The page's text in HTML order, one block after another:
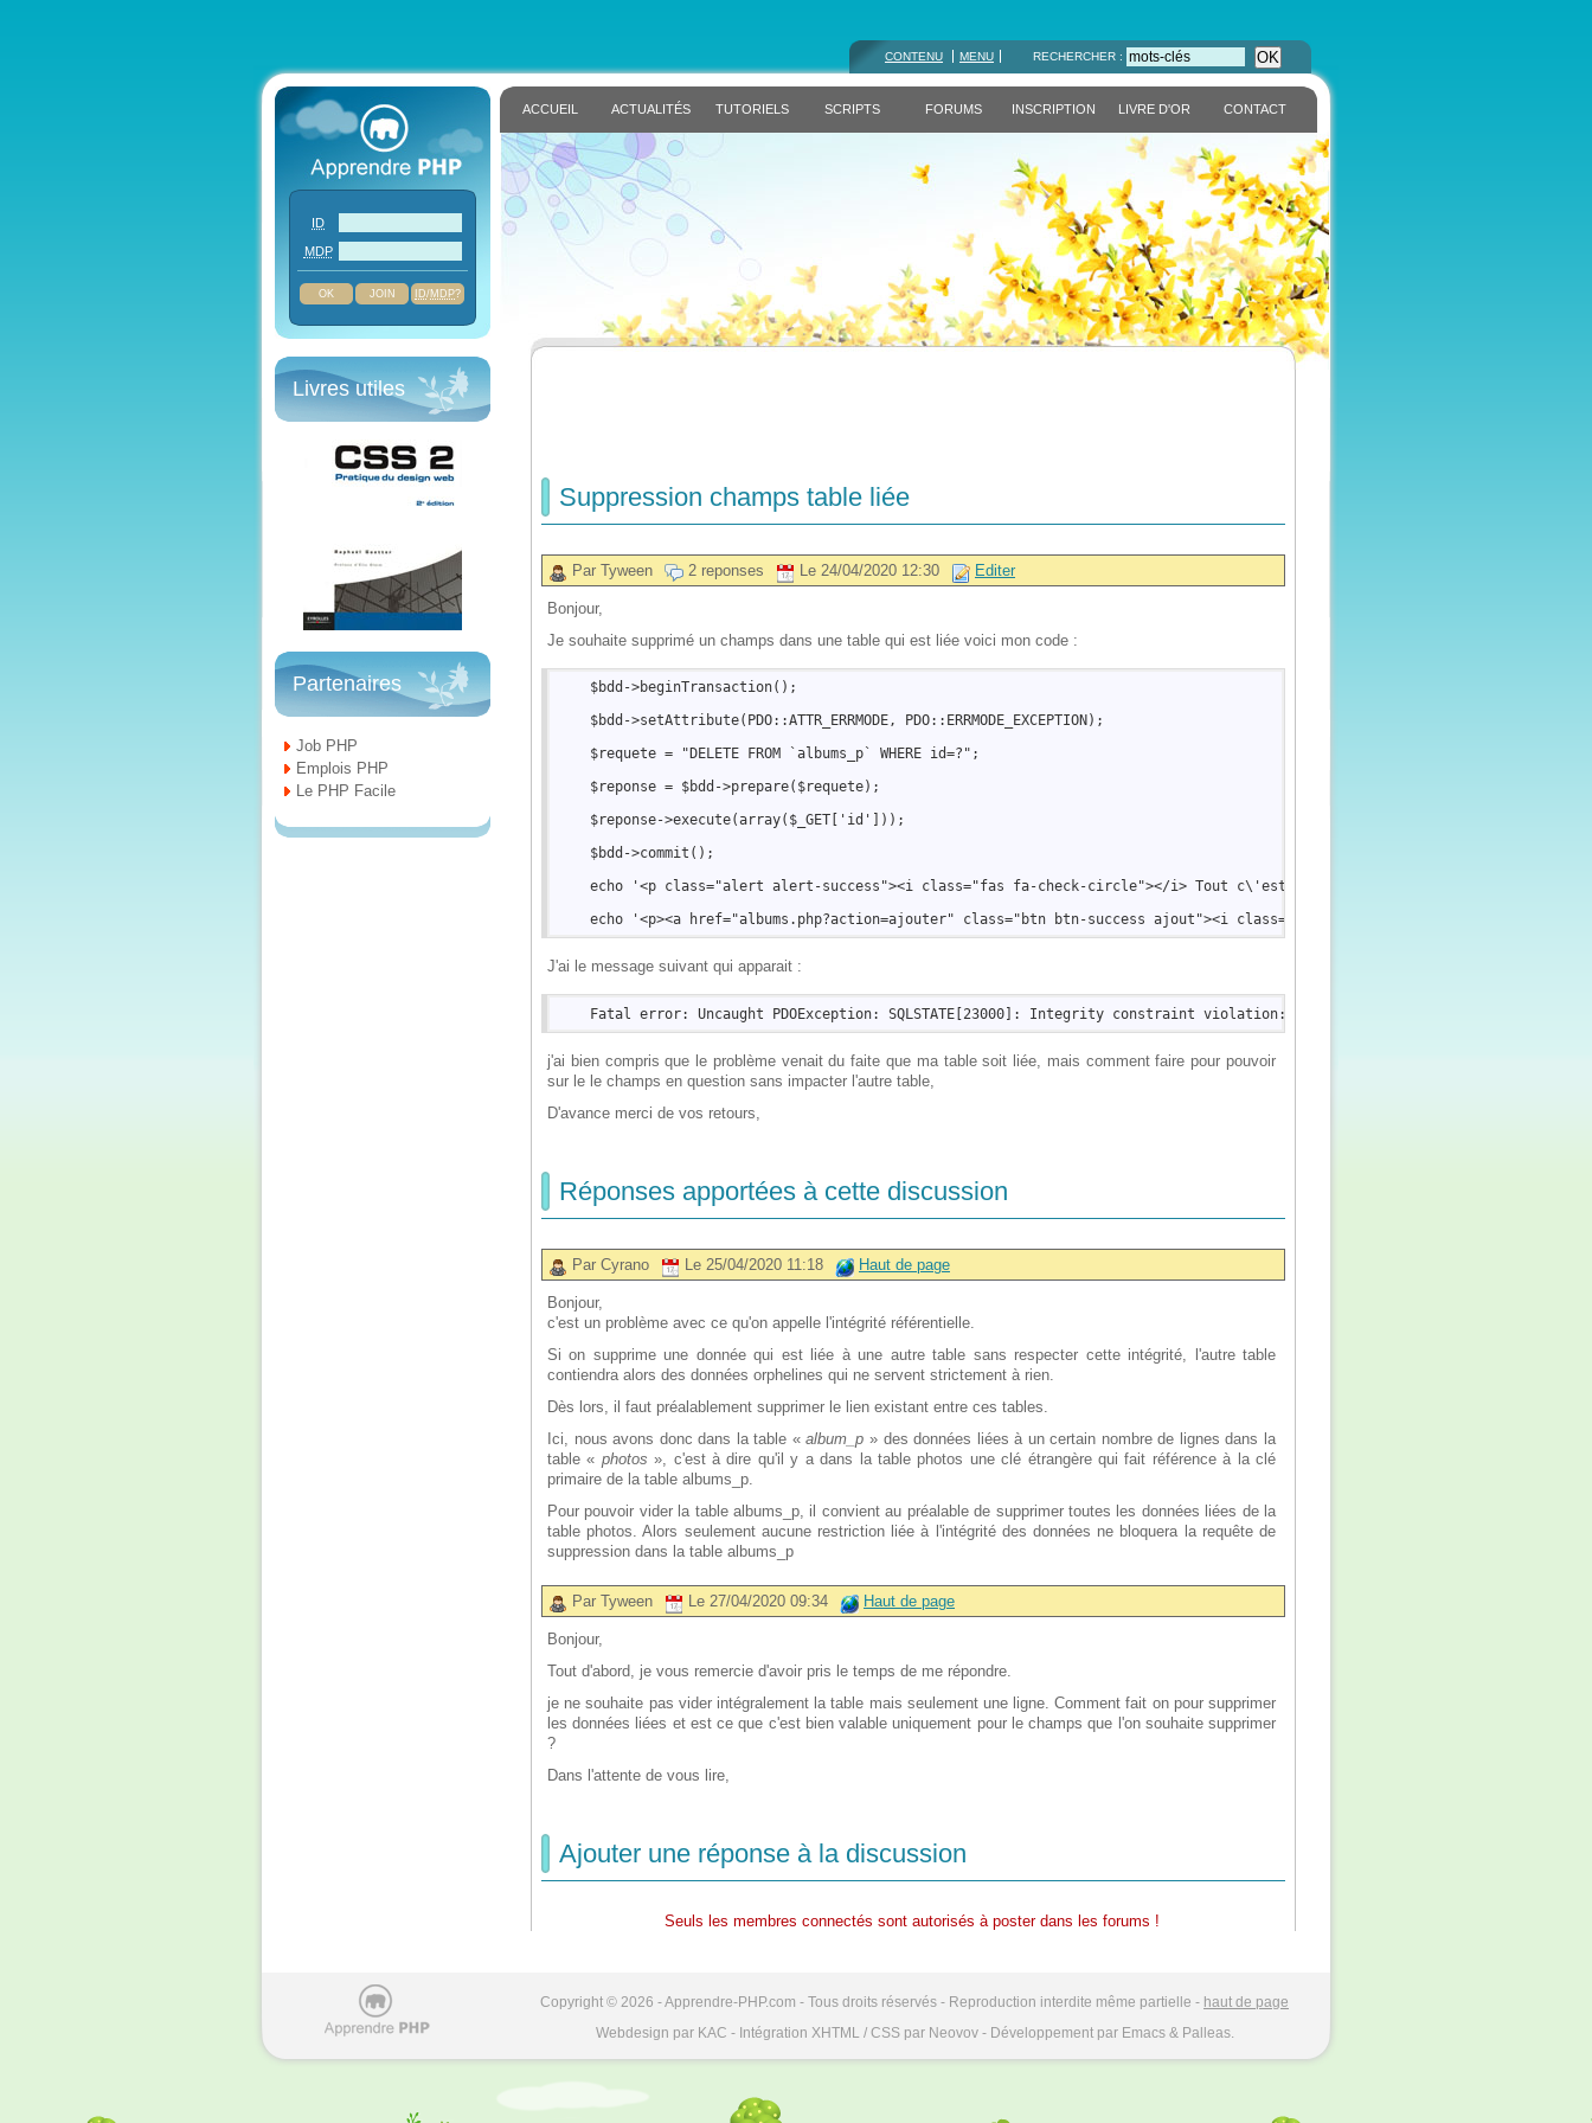
CONTENU MENU RECHERCHER : OK
ACCUEIL ACTUALITÉS TUTORIELS SCRIPTS FORUMS INSCRIPTION LIVRE D'OR CONTACT
Suppression champs table liée
Par Tyween 2 reponses Le 24/04/2020 12:30 Editer
Bonjour,
Je souhaite supprimé un champs dans une table qui est liée voici mon code :
    $bdd->beginTransaction();
    $bdd->setAttribute(PDO::ATTR_ERRMODE, PDO::ERRMODE_EXCEPTION);
    $requete = "DELETE FROM `albums_p` WHERE id=?";
    $reponse = $bdd->prepare($requete);
    $reponse->execute(array($_GET['id']));
    $bdd->commit();
echo '<p class="alert alert-success"><i class="fas fa-check-circle"></i> Tout c\'est bien passé l\'album a bien été
J'ai le message suivant qui apparait :
j'ai bien compris que le problème venait du faite que ma table soit liée, mais comment faire pour pouvoir
sur le le champs en question sans impacter l'autre table,
D'avance merci de vos retours,
Réponses apportées à cette discussion
Par Cyrano Le 25/04/2020 11:18 Haut de page
Bonjour,
c'est un problème avec ce qu'on appelle l'intégrité référentielle.
Si on supprime une donnée qui est liée à une autre table sans respecter cette intégrité, l'autre table
contiendra alors des données orphelines qui ne servent strictement à rien.
Dès lors, il faut préalablement supprimer le lien existant entre ces tables.
Ici, nous avons donc dans la table «album_p » des données liées à un certain nombre de lignes dans la
table « photos », c'est à dire qu'il y a dans la table photos une clé étrangère qui fait référence à la clé
primaire de la table albums_p.
Pour pouvoir vider la table albums_p, il convient au préalable de supprimer toutes les données liées de la
table photos. Alors seulement aucune restriction liée à l'intégrité des données ne bloquera la requête de
suppression dans la table albums_p
Par Tyween Le 27/04/2020 09:34 Haut de page
Bonjour,
Tout d'abord, je vous remercie d'avoir pris le temps de me répondre.
je ne souhaite pas vider intégralement la table mais seulement une ligne. Comment fait on pour supprimer
les données liées et est ce que c'est bien valable uniquement pour le champs que l'on souhaite supprimer
?
Dans l'attente de vous lire,
Ajouter une réponse à la discussion
Seuls les membres connectés sont autorisés à poster dans les forums !
ID
MDP
JOIN ID/MDP?
Livres utiles
Partenaires
Job PHP
Emplois PHP
Le PHP Facile
Copyright © 2026 - Apprendre-PHP.com - Tous droits réservés - Reproduction interdite même partielle - haut de page
Webdesign par KAC - Intégration XHTML / CSS par Neovov - Développement par Emacs & Palleas.